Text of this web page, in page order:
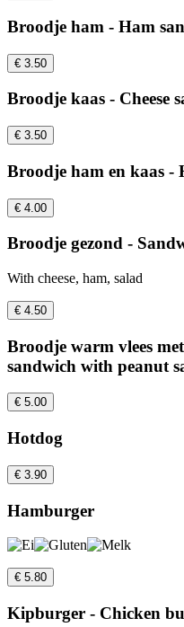
Broodje ham - Ham
€ 3.50
Broodje kaas - Cheese
€ 3.50
Broodje ham en kaas -
€ 4.00
Broodje gezond -
With cheese, ham, salad
€ 4.50
Broodje warm vlees
sandwich with peanut
€ 5.00
Hotdog
€ 3.90
Hamburger
€ 5.80
Kipburger - Chicken